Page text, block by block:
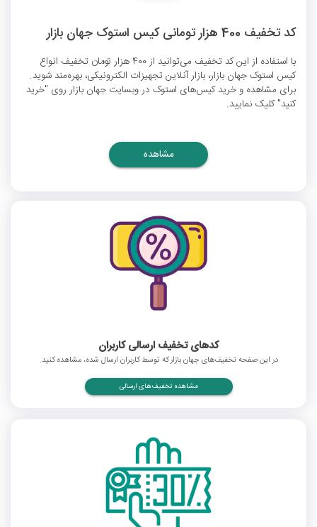
کد تخفیف 400 هزار تومانی کیس استوک جهان بازار
با استفاده از این کد تخفیف می‌توانید از 400 هزار تومان تخفیف انواع
کیس استوک جهان بازار، بازار آنلاین تجهیزات الکترونیکی، بهره‌مند شوید.
برای مشاهده و خرید کیس‌های استوک در وبسایت جهان بازار روی "خرید
کنید" کلیک نمایید.
مشاهده
کدهای تخفیف ارسالی کاربران
در این صفحه تخفیف‌های جهان بازار که توسط کاربران ارسال شده، مشاهده کنید.
مشاهده تخفیف‌های ارسالی